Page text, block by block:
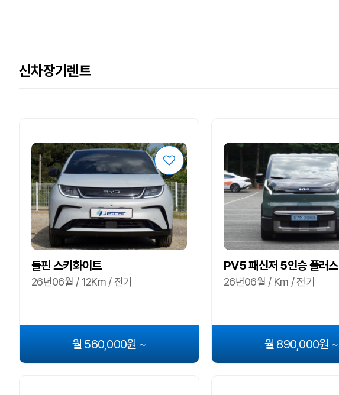
신차장기렌트
돌핀 스키화이트
26년06월 / 12Km / 전기
월 560,000원 ~
PV5 패신저 5인승 플러스
26년06월 / Km / 전기
월 890,000원 ~